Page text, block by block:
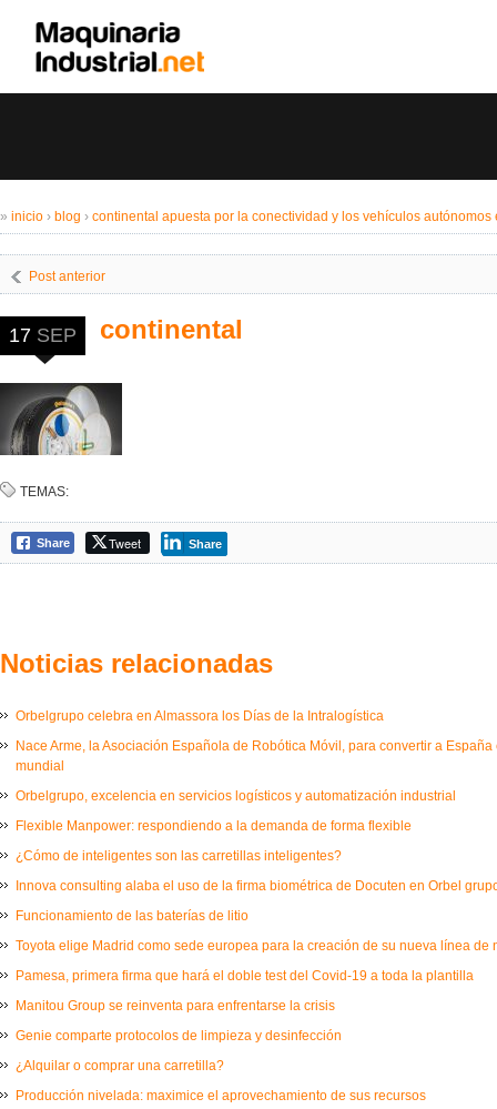
» inicio › blog › continental apuesta por la conectividad y los vehículos autónomos
Post anterior
continental
17 SEP
TEMAS:
Share Tweet Share
Noticias relacionadas
Orbelgrupo celebra en Almassora los Días de la Intralogística
Nace Arme, la Asociación Española de Robótica Móvil, para convertir a
mundial
Orbelgrupo, excelencia en servicios logísticos y automatización industrial
Flexible Manpower: respondiendo a la demanda de forma flexible
¿Cómo de inteligentes son las carretillas inteligentes?
Innova consulting alaba el uso de la firma biométrica de Docuten en Orbel
Funcionamiento de las baterías de litio
Toyota elige Madrid como sede europea para la creación de su nueva línea de
Pamesa, primera firma que hará el doble test del Covid-19 a toda la plantilla
Manitou Group se reinventa para enfrentarse la crisis
Genie comparte protocolos de limpieza y desinfección
¿Alquilar o comprar una carretilla?
Producción nivelada: maximice el aprovechamiento de sus recursos